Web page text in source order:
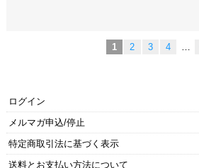
1 2 3 4
ログイン
メルマガ申込/停止
特定商取引法に基づく表示
送料とお支払い方法について